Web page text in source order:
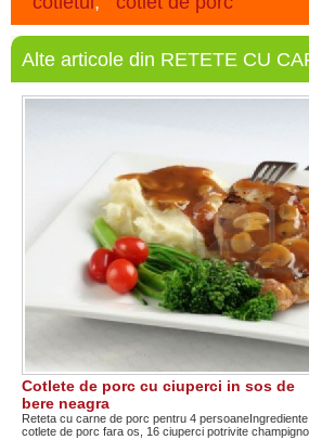
Alte articole din RETETE CU
Cotlete de porc cu ciuperci in sos de
bere neagra
Reteta cu carne de porc pentru 4
cotlete de porc fara os, 16 ciuperci potrivite